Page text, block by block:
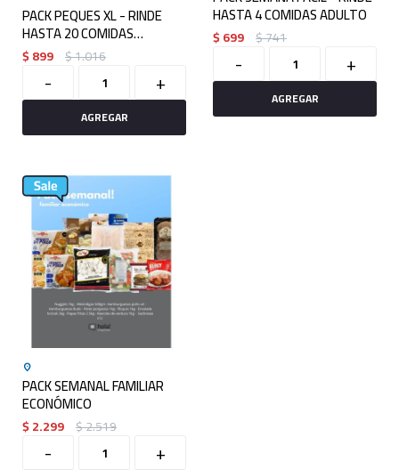
PACK PEQUES XL - RINDE
HASTA 20 COMIDAS
INFANTILES
$899 $1.016
- +
HASTA 4 COMIDAS ADULTO
$699 $741
- +
PACK SEMANAL FAMILIAR
ECONÓMICO
$2.299 $2.519
- +